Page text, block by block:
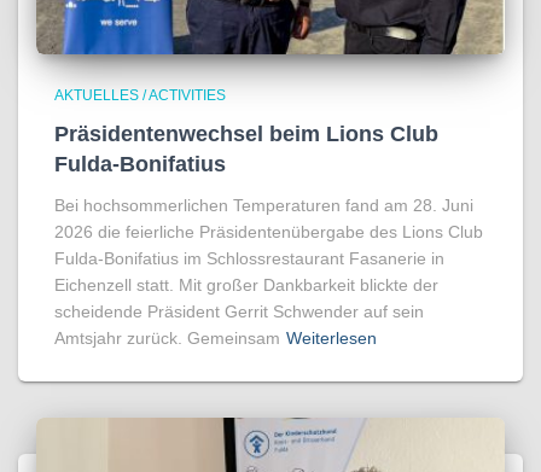
AKTUELLES / ACTIVITIES
Präsidentenwechsel beim Lions Club
Fulda-Bonifatius
Bei hochsommerlichen Temperaturen fand am 28. Juni
2026 die feierliche Präsidentenübergabe des Lions Club
Fulda-Bonifatius im Schlossrestaurant Fasanerie in
Eichenzell statt. Mit großer Dankbarkeit blickte der
scheidende Präsident Gerrit Schwender auf sein
Amtsjahr zurück. Gemeinsam Weiterlesen